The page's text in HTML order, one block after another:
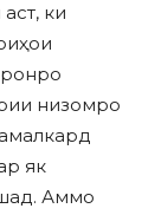
ки
низомро
як
Аммо